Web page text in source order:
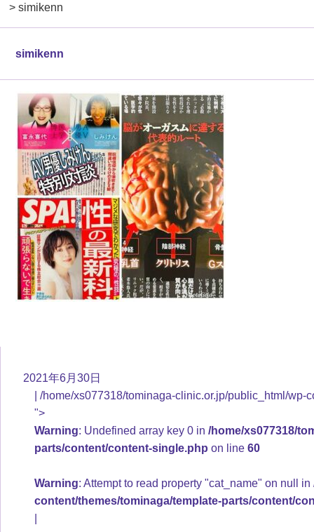
>simikenn
simikenn
2021年6月30日
/home/xs077318/tominaga-clinic.or.jp/public_html/
">
Warning: Undefined array key 0 in /home/xs077318/
parts/content/content-single.php on line 60
Warning: Attempt to read property "cat_name" on null in
content/themes/tominaga/template-parts/content/